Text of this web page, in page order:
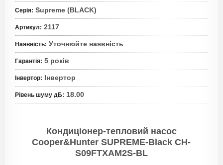
Серія: Supreme (BLACK)
Артикул: 2117
Наявність: Уточнюйте наявність
Гарантія: 5 років
Інвертор: Інвертор
Рівень шуму дБ: 18.00
Кондиціонер-тепловий насос
Cooper&Hunter SUPREME-Black CH-
S09FTXAM2S-BL